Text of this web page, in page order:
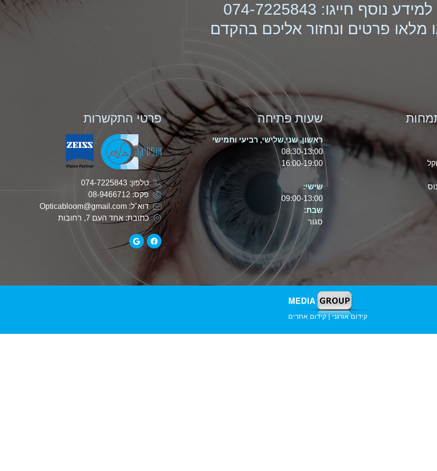
למידע נוסף חייגו: 074-7225843
מלאו פרטים ונחזור אליכם בהקדם
שעות פתיחה
ראשון, שני,שלישי, רביעי וחמישי
08:30-13:00
16:00-19:00
שישי:
09:00-13:00
שבת:
סגור
פרטי התקשרות
טלפון: 074-7225843
פקס: 08-9466712
דוא"ל: Opticabloom@gmail.com
כתובת: אחד העם 7, רחובות
קידום אורגני | קידום אתרים